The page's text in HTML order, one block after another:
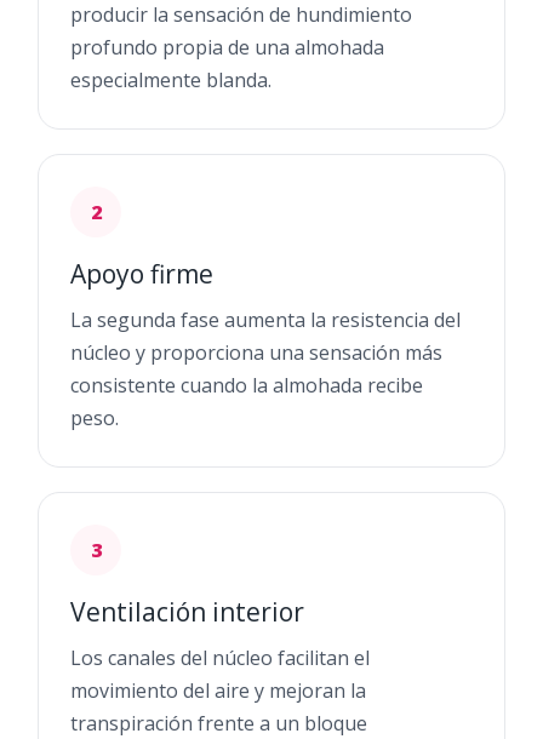
producir la sensación de hundimiento
profundo propia de una almohada
especialmente blanda.
2
Apoyo firme
La segunda fase aumenta la resistencia del
núcleo y proporciona una sensación más
consistente cuando la almohada recibe
peso.
3
Ventilación interior
Los canales del núcleo facilitan el
movimiento del aire y mejoran la
transpiración frente a un bloque